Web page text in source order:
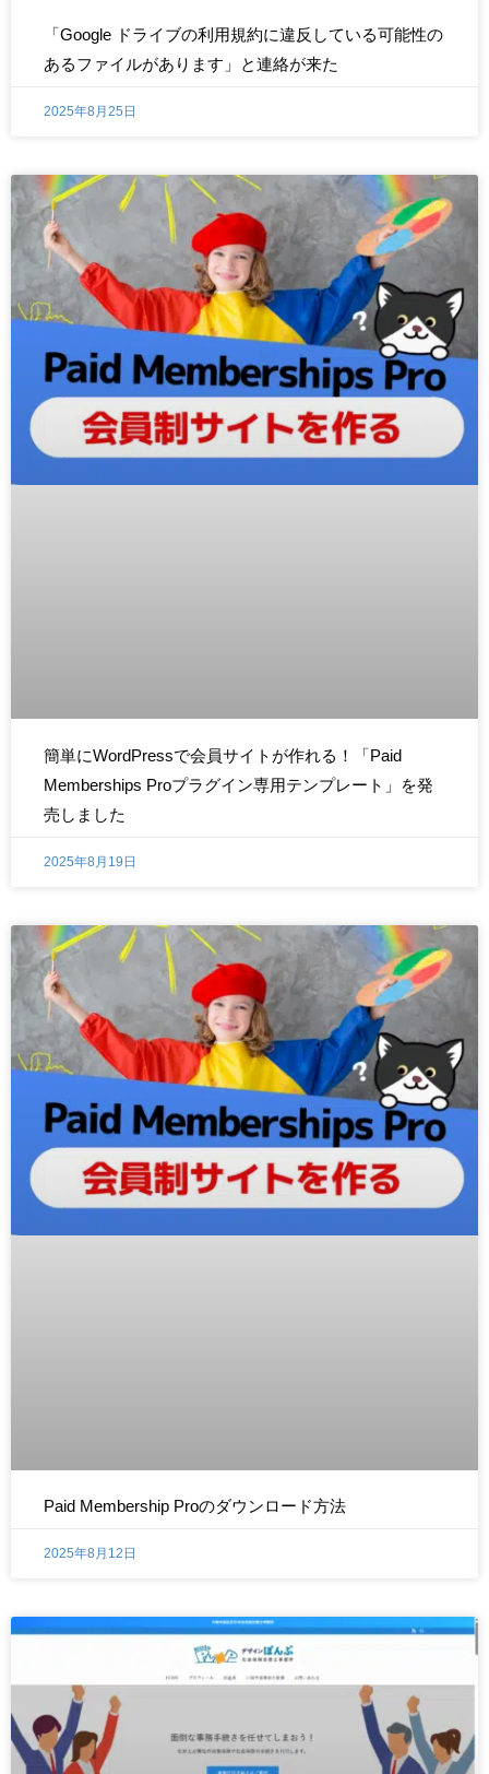
「Google ドライブの利用規約に違反している可能性の
あるファイルがあります」と連絡が来た
2025年8月25日
簡単にWordPressで会員サイトが作れる！「Paid
Memberships Proプラグイン専用テンプレート」を発
売しました
2025年8月19日
Paid Membership Proのダウンロード方法
2025年8月12日